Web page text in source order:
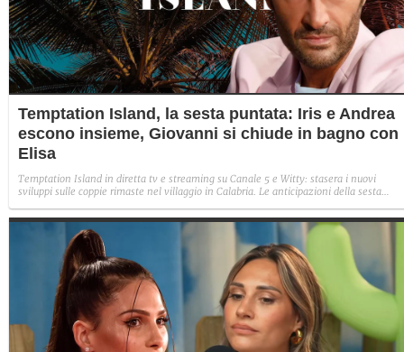
Temptation Island, la sesta puntata: Iris e Andrea
escono insieme, Giovanni si chiude in bagno con
Elisa
Temptation Island in diretta tv e streaming su Canale 5 e Witty: stasera i nuovi
sviluppi sulle coppie rimaste nel villaggio in Calabria. Le anticipazioni della sesta
Sabrina rifiuta il falò con Giovanni e si avvicina a Lory.